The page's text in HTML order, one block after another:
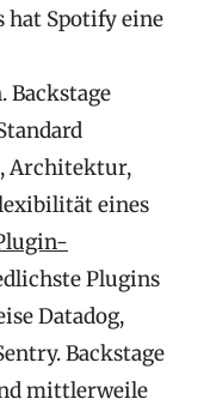
hat Spotify eine
Backstage
Architektur,
eines
Plugins
Datadog,
Backstage
mittlerweile